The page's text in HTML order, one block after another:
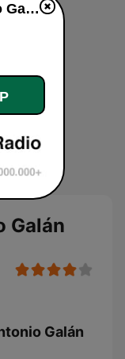
Galán
Galán
Emisora José Antonio Galán 1100 AM en vivo